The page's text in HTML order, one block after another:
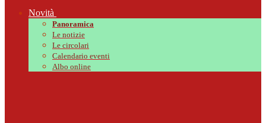
Novità
Panoramica
Le notizie
Le circolari
Calendario eventi
Albo online